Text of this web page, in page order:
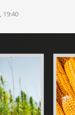
19:40